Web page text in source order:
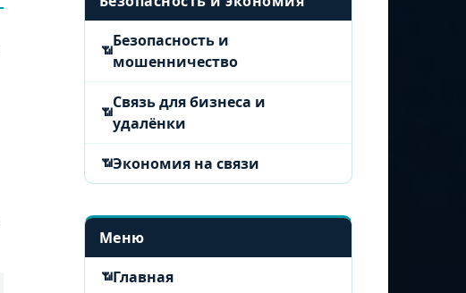
Безопасность и
мошенничество
Связь для бизнеса и
удалёнки
Экономия на связи
Меню
Главная